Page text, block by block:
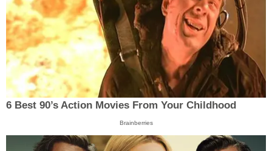
6 Best 90’s Action Movies From Your Childhood
Brainberries